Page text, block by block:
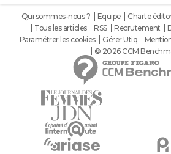
Qui sommes-nous ? Equipe Charte
Tous les articles
RSS Recrutement
Paramétrer les cookies
Gérer Utiq
© 2026 CCM